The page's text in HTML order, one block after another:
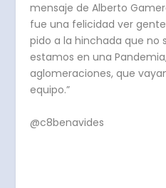
mensaje de Alberto
fue una felicidad ver
pido a la hinchada que no
estamos en una
aglomeraciones, que
equipo.”
@c8benavides